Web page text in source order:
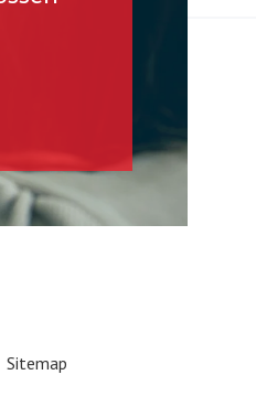
Sitemap